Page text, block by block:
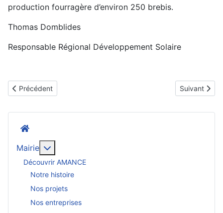
production fourragère d’environ 250 brebis.
Thomas Domblides
Responsable Régional Développement Solaire
Article précédent : Soirée Choucroute à Amance en concert
Précédent Article
Suivant
Mairie
Découvrir AMANCE
Notre histoire
Nos projets
Nos entreprises